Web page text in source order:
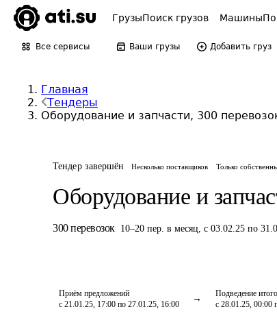
ГрузыПоиск грузов Машины
Все сервисы Ваши грузы Добавить груз
Главная
Тендеры
Оборудование и запчасти, 300
Тендер завершён Несколько поставщиков Только
Оборудование и
300 перевозок 10–20 пер. в месяц, с 03.02.25 по
Приём предложений
с 21.01.25, 17:00 по 27.01.25, 16:00
Подведение
с 28.01.25, 00:00